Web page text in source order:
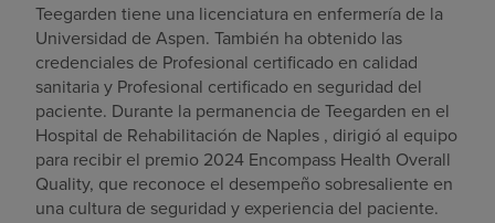
Teegarden tiene una licenciatura en enfermería de la
Universidad de Aspen. También ha obtenido las
credenciales de Profesional certificado en calidad
sanitaria y Profesional certificado en seguridad del
paciente. Durante la permanencia de Teegarden en el
Hospital de Rehabilitación de Naples , dirigió al equipo
para recibir el premio 2024 Encompass Health Overall
Quality, que reconoce el desempeño sobresaliente en
una cultura de seguridad y experiencia del paciente.